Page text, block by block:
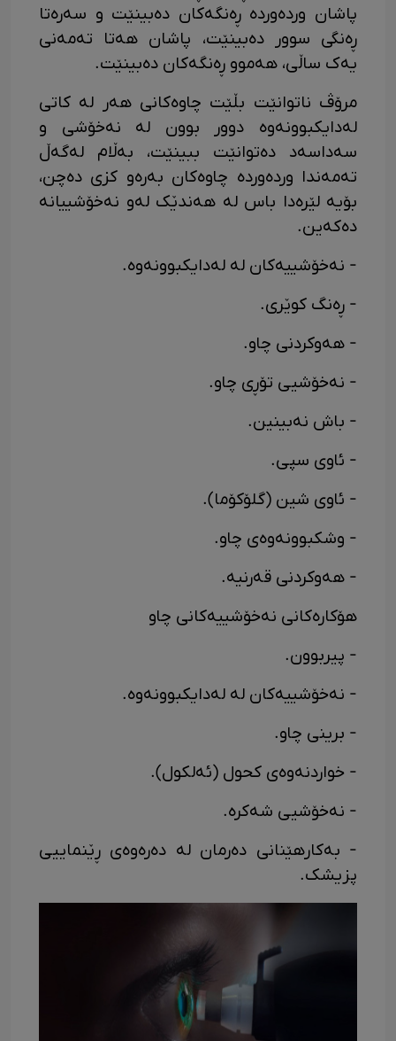
پاشان وردەوردە ڕەنگەکان دەبینێت و سەرەتا
ڕەنگی سوور دەبینێت، پاشان هەتا تەمەنی
یەک ساڵی، هەموو ڕەنگەکان دەبینێت.
مرۆڤ ناتوانێت بڵێت چاوەکانی هەر لە کاتی
لەدایکبوونەوە دوور بوون لە نەخۆشی و
سەداسەد دەتوانێت ببینێت، بەڵام لەگەڵ
تەمەندا وردەوردە چاوەکان بەرەو کزی دەچن،
بۆیە لێرەدا باس لە هەندێک لەو نەخۆشییانە
دەکەین.
- نەخۆشییەکان لە لەدایکبوونەوە.
- ڕەنگ کوێری.
- هەوکردنی چاو.
- نەخۆشیی تۆڕی چاو.
- باش نەبینین.
- ئاوی سپی.
- ئاوی شین (گلۆکۆما).
- وشکبوونەوەی چاو.
- هەوکردنی قەرنیە.
هۆکارەکانی نەخۆشییەکانی چاو
- پیربوون.
- نەخۆشییەکان لە لەدایکبوونەوە.
- برینی چاو.
- خواردنەوەی کحول (ئەلکول).
- نەخۆشیی شەکرە.
- بەکارهێنانی دەرمان لە دەرەوەی ڕێنماییی
پزیشک.